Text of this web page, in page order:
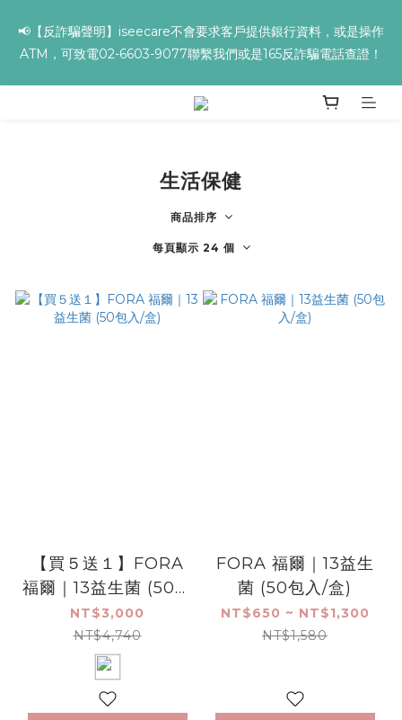
零油光UV防曬乳 ➌滿３２９９贈▸保濕亮顏卸妝膏
📢【反詐騙聲明】iseecare不會要求客戶提供銀行資料，或是操作
ATM，可致電02-6603-9077聯繫我們或是165反詐騙電話查證！
生活保健
商品排序
每頁顯示 24 個
【買５送１】FORA
福爾｜13益生菌 (50包
入/盒)
NT$3,000
NT$4,740
FORA 福爾｜13益生
菌 (50包入/盒)
NT$650 ~ NT$1,300
NT$1,580